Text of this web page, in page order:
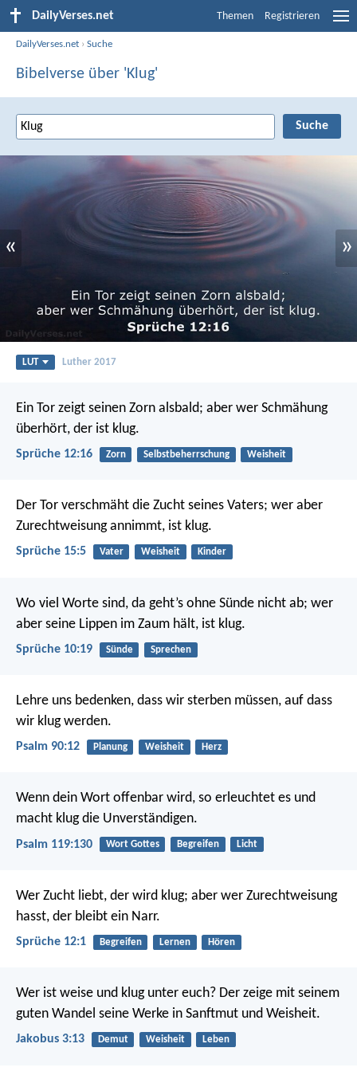
DailyVerses.net Themen Registrieren
DailyVerses.net ›Suche
Bibelverse über 'Klug'
« »
LUT Luther 2017
Ein Tor zeigt seinen Zorn alsbald; aber wer Schmähung
überhört, der ist klug.
Sprüche 12:16 Zorn Selbstbeherrschung Weisheit
Der Tor verschmäht die Zucht seines Vaters; wer aber
Zurechtweisung annimmt, ist klug.
Sprüche 15:5 Vater Weisheit Kinder
Wo viel Worte sind, da geht’s ohne Sünde nicht ab; wer
aber seine Lippen im Zaum hält, ist klug.
Sprüche 10:19 Sünde Sprechen
Lehre uns bedenken, dass wir sterben müssen, auf dass
wir klug werden.
Psalm 90:12 Planung Weisheit Herz
Wenn dein Wort offenbar wird, so erleuchtet es und
macht klug die Unverständigen.
Psalm 119:130 Wort Gottes Begreifen Licht
Wer Zucht liebt, der wird klug; aber wer Zurechtweisung
hasst, der bleibt ein Narr.
Sprüche 12:1 Begreifen Lernen Hören
Wer ist weise und klug unter euch? Der zeige mit seinem
guten Wandel seine Werke in Sanftmut und Weisheit.
Jakobus 3:13 Demut Weisheit Leben